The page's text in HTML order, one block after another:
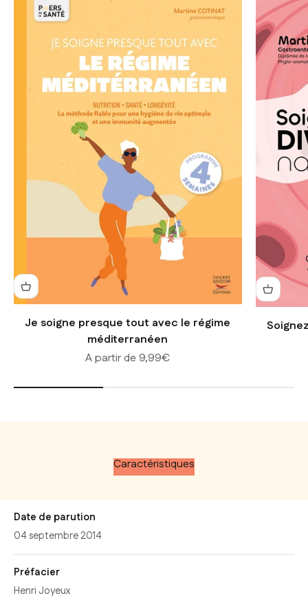
Je soigne presque tout avec le régime
méditerranéen
Prix de vente
A partir de 9,99€
Caractéristiques
Date de parution
04 septembre 2014
Préfacier
Henri Joyeux